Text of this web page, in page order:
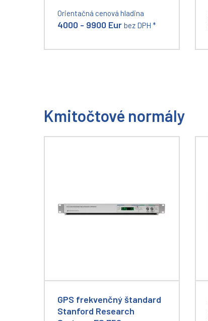
Orientačná cenová hladina
4000 - 9900 Eur bez DPH *
Kmitočtové normály
GPS frekvenčný štandard
Stanford Research